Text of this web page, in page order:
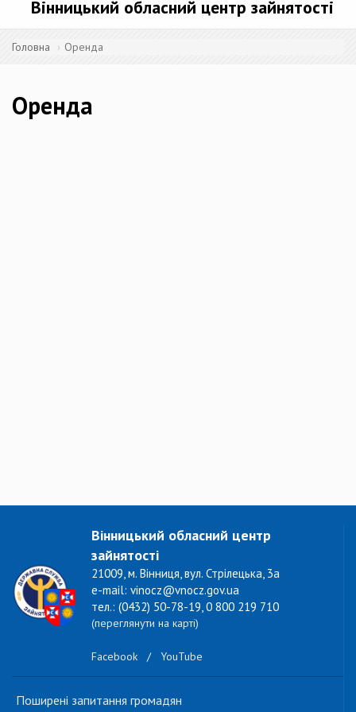
Вінницький обласний центр зайнятості
Головна Оренда
Оренда
Вінницький обласний центр
зайнятості
21009, м. Вінниця, вул. Стрілецька, 3а
e-mail: vinocz@vnocz.gov.ua
тел.: (0432) 50-78-19, 0 800 219 710
(переглянути на карті)
Facebook / YouTube
Поширені запитання громадян